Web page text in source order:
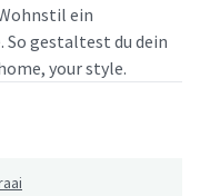
ein
gestaltest du dein
your style.